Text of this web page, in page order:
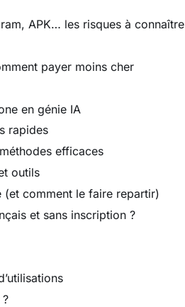
APK… les risques à connaître
payer moins cher
en génie IA
rapides
efficaces
outils
(et comment le faire repartir)
et sans inscription ?